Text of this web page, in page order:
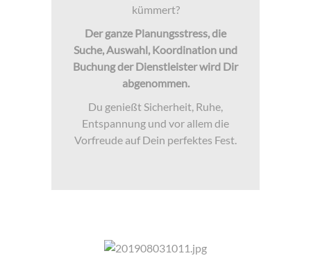
kümmert?
Der ganze Planungsstress, die
Suche, Auswahl, Koordination und
Buchung der Dienstleister wird Dir
abgenommen.
Du genießt Sicherheit, Ruhe,
Entspannung und vor allem die
Vorfreude auf Dein perfektes Fest.